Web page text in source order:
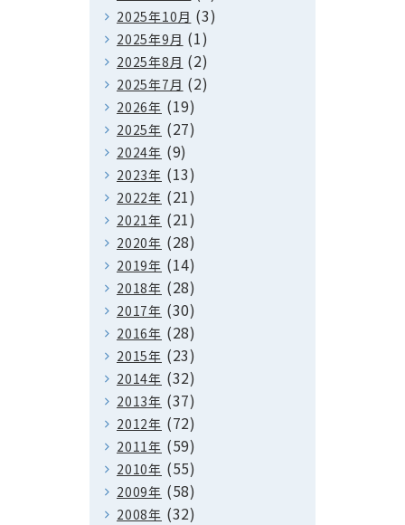
2025年10月 (3)
2025年9月 (1)
2025年8月 (2)
2025年7月 (2)
2026年 (19)
2025年 (27)
2024年 (9)
2023年 (13)
2022年 (21)
2021年 (21)
2020年 (28)
2019年 (14)
2018年 (28)
2017年 (30)
2016年 (28)
2015年 (23)
2014年 (32)
2013年 (37)
2012年 (72)
2011年 (59)
2010年 (55)
2009年 (58)
2008年 (32)